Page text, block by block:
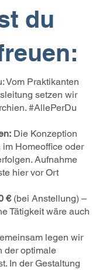
du
Vom Praktikanten
setzen wir
#AllePerDu
Die Konzeption
Homeoffice oder
Aufnahme
hier vor Ort
€(bei Anstellung) –
Tätigkeit wäre auch
legen wir
der optimale
In der Gestaltung